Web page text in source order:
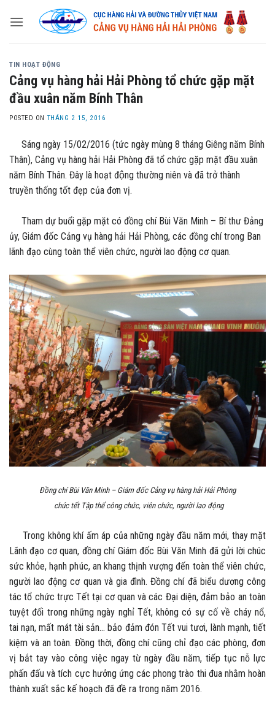
TIN HOẠT ĐỘNG
Cảng vụ hàng hải Hải Phòng tổ chức gặp mặt
đầu xuân năm Bính Thân
POSTED ON THÁNG 2 15, 2016
Sáng ngày 15/02/2016 (tức ngày mùng 8 tháng Giêng năm Bính
Thân), Cảng vụ hàng hải Hải Phòng đã tổ chức gặp mặt đầu xuân
năm Bính Thân. Đây là hoạt động thường niên và đã trở thành
truyền thống tốt đẹp của đơn vị.
Tham dự buổi gặp mặt có đồng chí Bùi Văn Minh – Bí thư Đảng
ủy, Giám đốc Cảng vụ hàng hải Hải Phòng, các đồng chí trong Ban
lãnh đạo cùng toàn thể viên chức, người lao động cơ quan.
Đồng chí Bùi Văn Minh – Giám đốc Cảng vụ hàng hải Hải Phòng
chúc tết Tập thể công chức, viên chức, người lao động
Trong không khí ấm áp của những ngày đầu năm mới, thay mặt
Lãnh đạo cơ quan, đồng chí Giám đốc Bùi Văn Minh đã gửi lời chúc
sức khỏe, hạnh phúc, an khang thịnh vượng đến toàn thể viên chức,
người lao động cơ quan và gia đình. Đồng chí đã biểu dương công
tác tổ chức trực Tết tại cơ quan và các Đại diện, đảm bảo an toàn
tuyệt đối trong những ngày nghỉ Tết, không có sự cố về cháy nổ,
tai nạn, mất mát tài sản… bảo đảm đón Tết vui tươi, lành mạnh, tiết
kiệm và an toàn. Đồng thời, đồng chí cũng chỉ đạo các phòng, đơn
vị bắt tay vào công việc ngay từ ngày đầu năm, tiếp tục nỗ lực
phấn đấu và tích cực hưởng ứng các phong trào thi đua nhằm hoàn
thành xuất sắc kế hoạch đã đề ra trong năm 2016.